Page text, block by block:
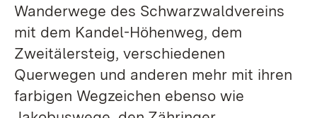
Wanderwege des Schwarzwaldvereins
mit dem Kandel-Höhenweg, dem
Zweitälersteig, verschiedenen
Querwegen und anderen mehr mit ihren
farbigen Wegzeichen ebenso wie